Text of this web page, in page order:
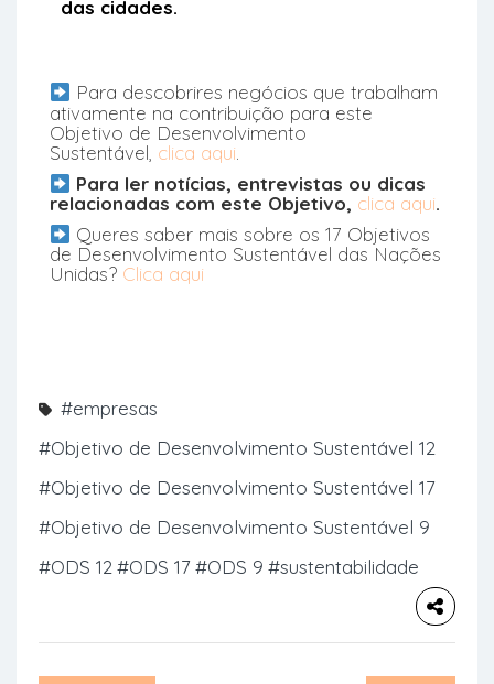
das cidades.
Para descobrires negócios que trabalham
ativamente na contribuição para este
Objetivo de Desenvolvimento
Sustentável, clica aqui
Para ler notícias, entrevistas ou dicas
relacionadas com este Objetivo, clica aqui.
Queres saber mais sobre os 17 Objetivos
de Desenvolvimento Sustentável das Nações
Unidas? Clica aqui
#empresas
#Objetivo de Desenvolvimento Sustentável 12
#Objetivo de Desenvolvimento Sustentável 17
#Objetivo de Desenvolvimento Sustentável 9
#ODS 12 #ODS 17#ODS 9 #sustentabilidade